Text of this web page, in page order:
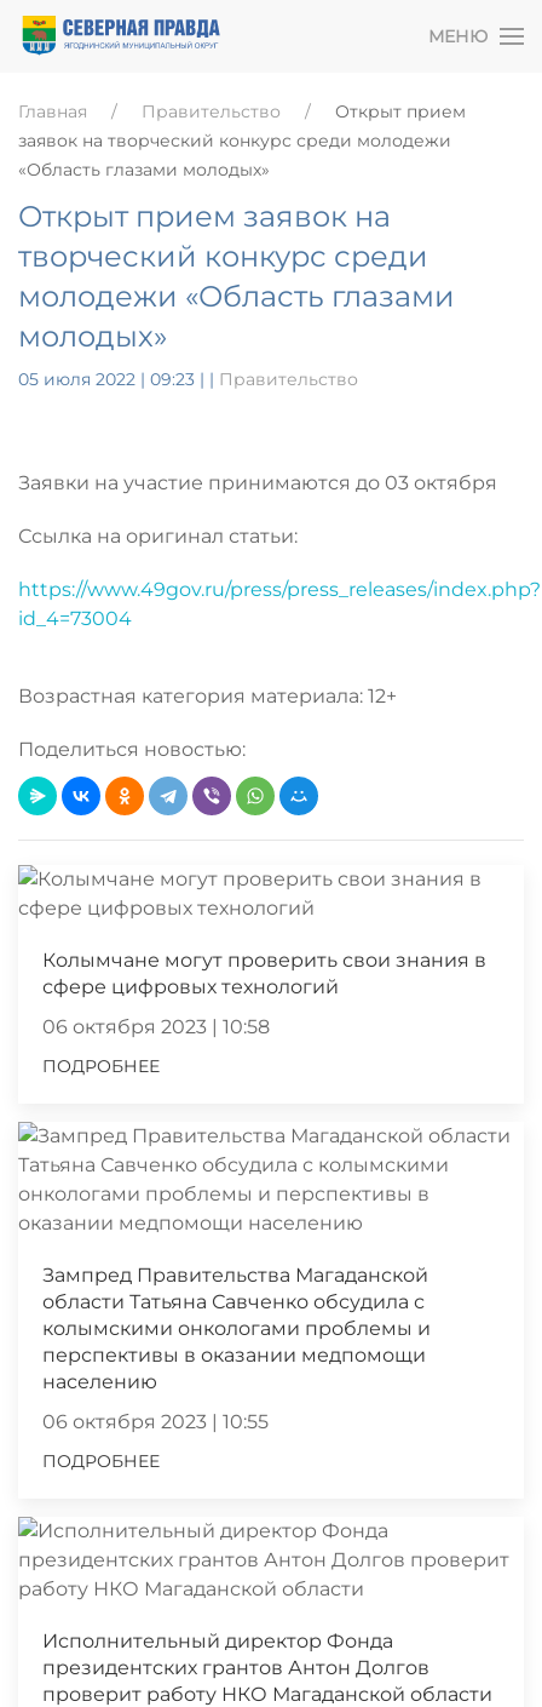
МЕНЮ
Главная Правительство
Открыт прием
заявок на творческий конкурс среди молодежи
«Область глазами молодых»
Открыт прием заявок на
творческий конкурс среди
молодежи «Область глазами
молодых»
05 июля 2022 | 09:23 | | Правительство
Заявки на участие принимаются до 03 октября
Ссылка на оригинал статьи:
https://www.49gov.ru/press/press_releases/index.php?
id_4=73004
Возрастная категория материала: 12+
Поделиться новостью:
Колымчане могут проверить свои знания в
сфере цифровых технологий
06 октября 2023 | 10:58
ПОДРОБНЕЕ
Зампред Правительства Магаданской
области Татьяна Савченко обсудила с
колымскими онкологами проблемы и
перспективы в оказании медпомощи
населению
06 октября 2023 | 10:55
ПОДРОБНЕЕ
Исполнительный директор Фонда
президентских грантов Антон Долгов
проверит работу НКО Магаданской области